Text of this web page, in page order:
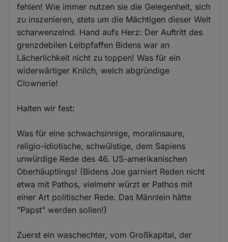
fehlen! Wie immer nutzen sie die Gelegenheit, sich
zu inszenieren, stets um die Mächtigen dieser Welt
scharwenzelnd. Hand aufs Herz: Der Auftritt des
grenzdebilen Leibpfaffen Bidens war an
Lächerlichkeit nicht zu toppen! Was für ein
widerwärtiger Knilch, welch abgründige
Clownerie!
Halten wir fest:
Was für eine schwachsinnige, moralinsaure,
religio-idiotische, schwülstige, dem Sapiens
unwürdige Rede des 46. US-amerikanischen
Oberhäuptlings! (Bidens Joe garniert Reden nicht
etwa mit Pathos, vielmehr würzt er Pathos mit
einer Art politischer Rede. Das Männlein hätte
"Papst" werden sollen!)
Zuerst ein waschechter, vom Großkapital, der